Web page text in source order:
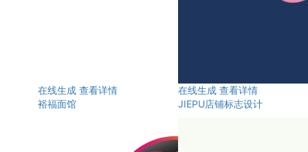
在线生成 查看详情
裕福面馆
在线生成 查看详情
JIEPU店铺标志设计